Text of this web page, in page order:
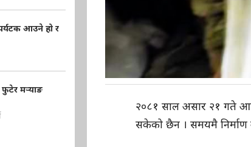
पर्यटक आउने हो र
फुटेर मऱ्याङ
२०८१ साल असार २१ गते
सकेको छैन । समयमै निर्माण